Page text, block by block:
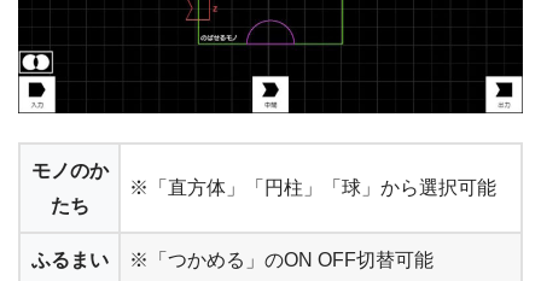
モノのか
たち
※「直方体」「円柱」「球」から選択可能
ふるまい ※「つかめる」のON OFF切替可能